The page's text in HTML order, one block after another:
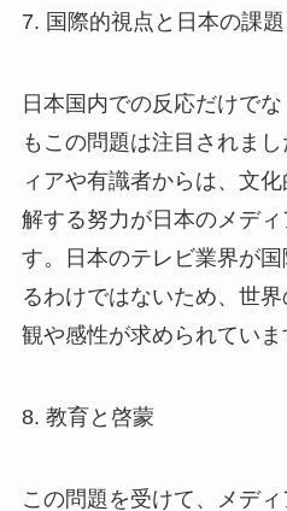
7. 国際的視点と日本の課題
日本国内での反応だけで
もこの問題は注目されま
ィアや有識者からは、文
解する努力が日本のメデ
す。日本のテレビ業界が
るわけではないため、世
観や感性が求められていま
8. 教育と啓蒙
この問題を受けて、メデ